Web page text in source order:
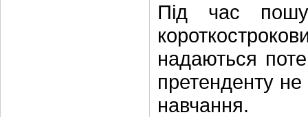
Під час
надаються
претенденту
навчання.